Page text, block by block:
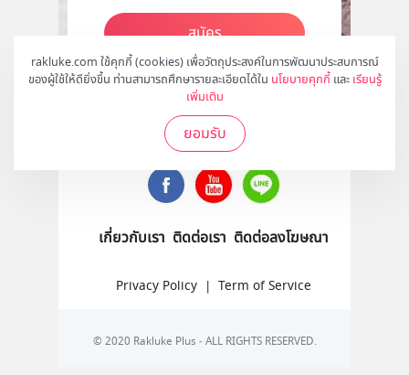
rakluke.com ใช้คุกกี้ (cookies) เพื่อวัตถุประสงค์ในการพัฒนาประสบการณ์
ของผู้ใช้ให้ดียิ่งขึ้น ท่านสามารถศึกษารายละเอียดได้ใน นโยบายคุกกี้ และ เรียนรู้
เพิ่มเติม
ยอมรับ
สมัคร
ติดตามเราได้ที่
เกี่ยวกับเรา ติดต่อเรา ติดต่อลงโฆษณา
Privacy Policy | Term of Service
© 2020 Rakluke Plus - ALL RIGHTS RESERVED.